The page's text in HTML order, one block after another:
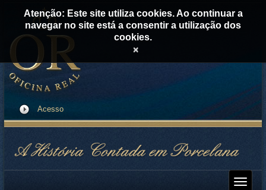
Acesso
Atenção: Este site utiliza cookies. Ao continuar a
navegar no site está a consentir a utilização dos
cookies.
×